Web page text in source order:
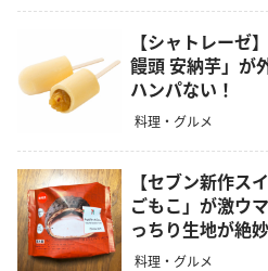
【シャトレーゼ
饅頭 安納芋」が
ハンパない！
料理・グルメ
【セブン新作ス
ごもこ」が激ウ
っちり生地が絶
料理・グルメ